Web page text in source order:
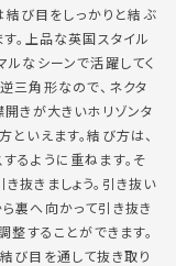
結び目をしっかりと結ぶ
。上品な英国スタイル
ルなシーンで活躍してく
三角形なので、ネクタ
開きが大きいホリゾンタ
いえます。結び方は、
るように重ねます。そ
抜きましょう。引き抜い
裏へ向かって引き抜き
整することができます。
び目を通して抜き取り